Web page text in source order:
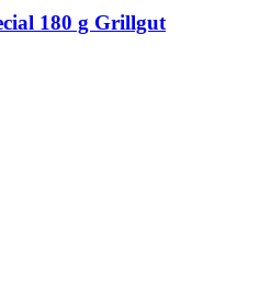
180 g Grillgut